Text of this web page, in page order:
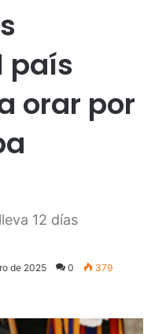
país
orar por
12 días
de 2025 0 379